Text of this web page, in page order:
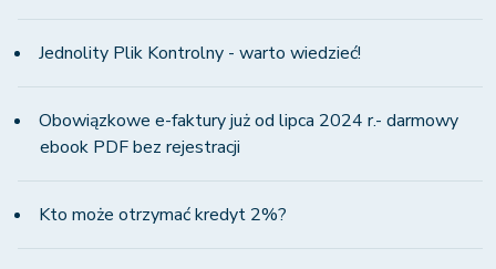
Jednolity Plik Kontrolny - warto wiedzieć!
Obowiązkowe e-faktury już od lipca 2024 r.- darmowy
ebook PDF bez rejestracji
Kto może otrzymać kredyt 2%?